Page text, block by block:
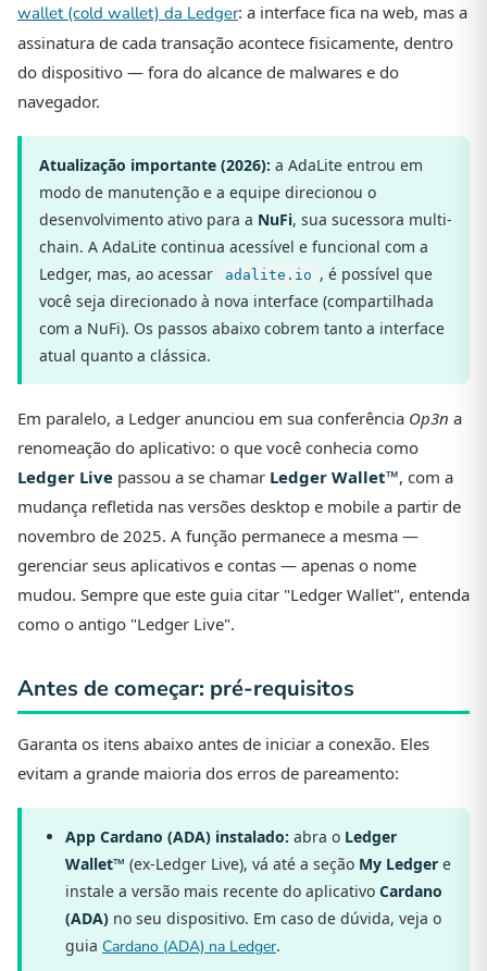
wallet (cold wallet) da Ledger: a interface fica na web, mas a
assinatura de cada transação acontece fisicamente, dentro
do dispositivo — fora do alcance de malwares e do
navegador.
Atualização importante (2026): a AdaLite entrou em
modo de manutenção e a equipe direcionou o
desenvolvimento ativo para a NuFi, sua sucessora multi-
chain. A AdaLite continua acessível e funcional com a
Ledger, mas, ao acessar
adalite.io , é possível que
você seja direcionado à nova interface (compartilhada
com a NuFi). Os passos abaixo cobrem tanto a interface
atual quanto a clássica.
Em paralelo, a Ledger anunciou em sua conferência Op3n a
renomeação do aplicativo: o que você conhecia como
Ledger Live passou a se chamar Ledger Wallet™, com a
mudança refletida nas versões desktop e mobile a partir de
novembro de 2025. A função permanece a mesma —
gerenciar seus aplicativos e contas — apenas o nome
mudou. Sempre que este guia citar "Ledger Wallet", entenda
como o antigo "Ledger Live".
Antes de começar: pré-requisitos
Garanta os itens abaixo antes de iniciar a conexão. Eles
evitam a grande maioria dos erros de pareamento:
App Cardano (ADA) instalado: abra o Ledger
Wallet™ (ex-Ledger Live), vá até a seção My Ledger e
instale a versão mais recente do aplicativo Cardano
(ADA) no seu dispositivo. Em caso de dúvida, veja o
guia Cardano (ADA) na Ledger.